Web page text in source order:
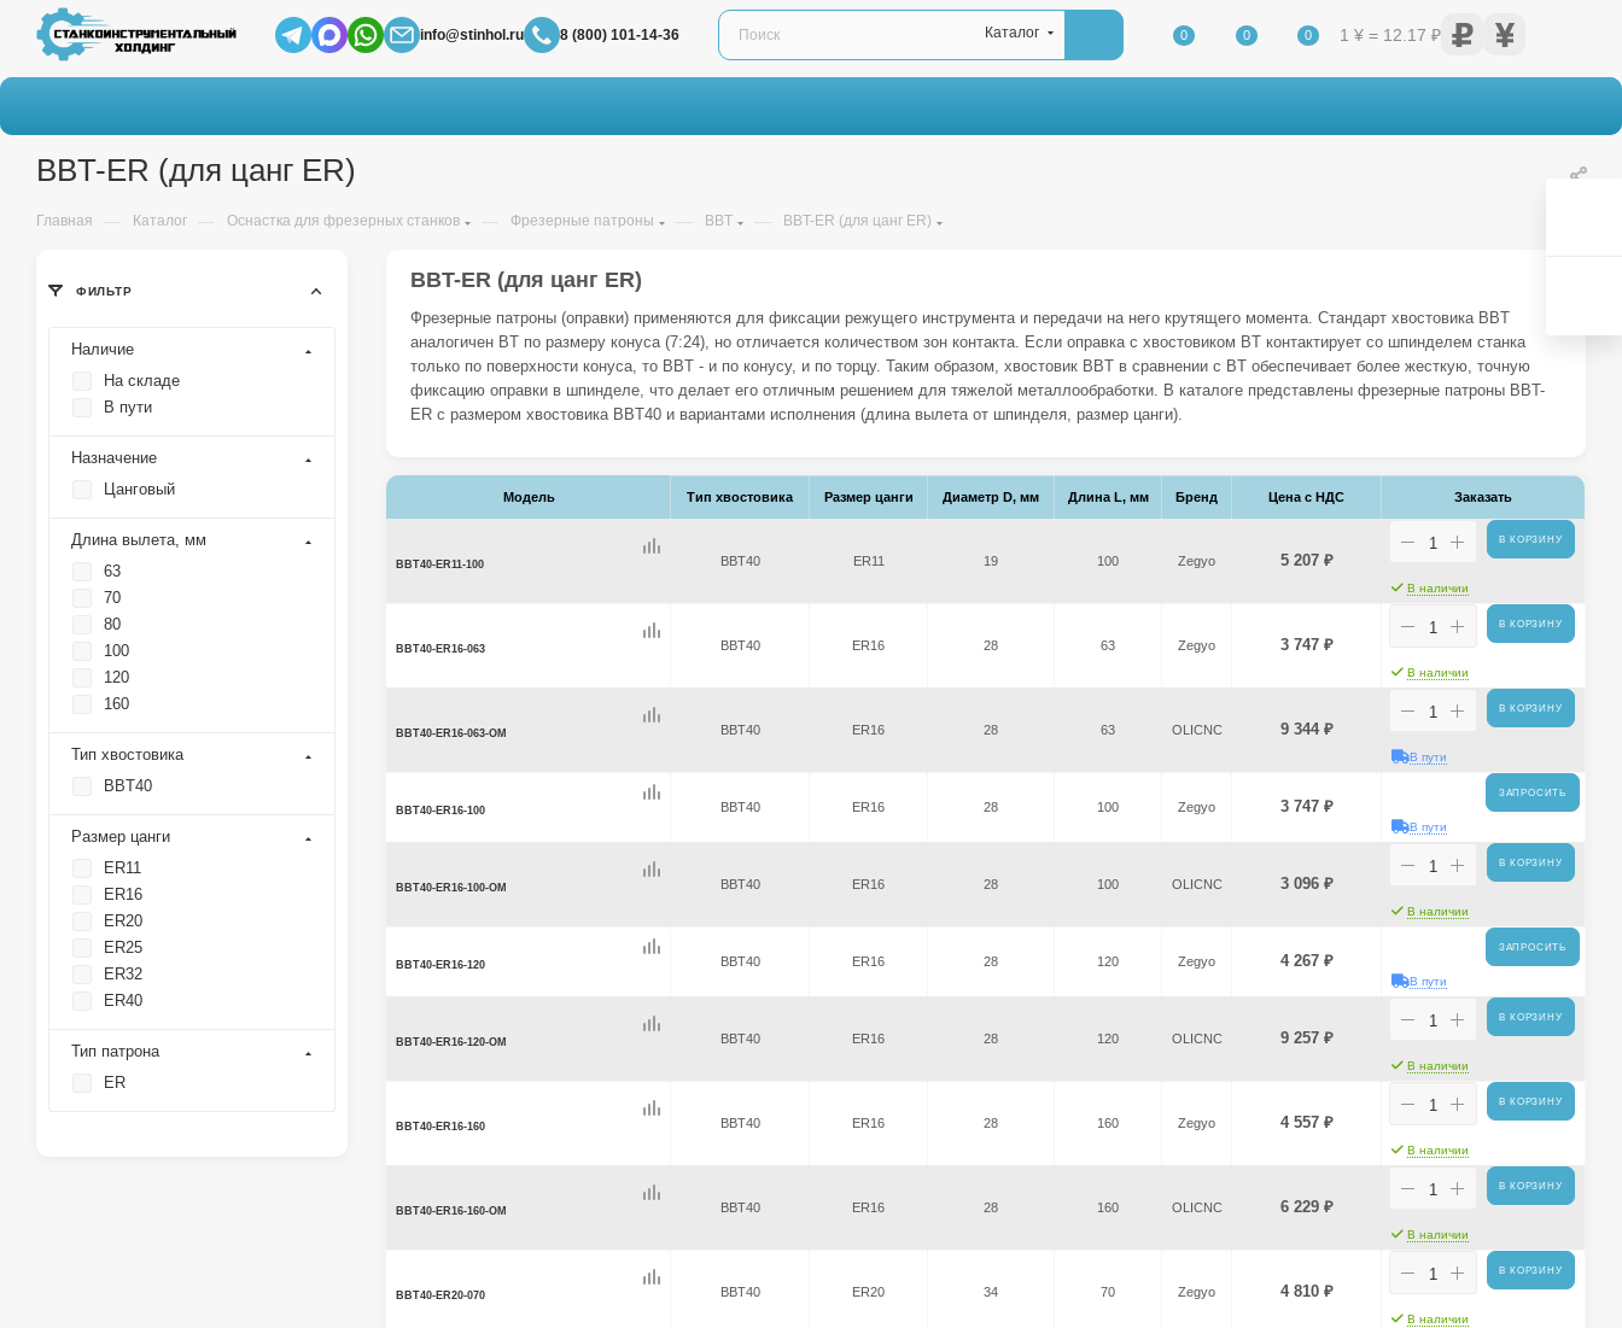
info@stinhol.ru 8 (800) 101-14-36 Каталог 0 0 0 1 ¥ = 12.17 ₽
BBT-ER (для цанг ER)
Главная — Каталог — Оснастка для фрезерных станков — Фрезерные патроны — BBT — BBT-ER (для цанг ER)
BBT-ER (для цанг ER)
Фрезерные патроны (оправки) применяются для фиксации режущего инструмента и передачи на него крутящего момента. Стандарт хвостовика BBT
аналогичен BT по размеру конуса (7:24), но отличается количеством зон контакта. Если оправка с хвостовиком BT контактирует со шпинделем станка
только по поверхности конуса, то BBT - и по конусу, и по торцу. Таким образом, хвостовик BBT в сравнении с BT обеспечивает более жесткую, точную
фиксацию оправки в шпинделе, что делает его отличным решением для тяжелой металлообработки. В каталоге представлены фрезерные патроны BBT-
ER с размером хвостовика BBT40 и вариантами исполнения (длина вылета от шпинделя, размер цанги).
Модель Тип хвостовика Размер цанги Диаметр D, мм Длина L, мм Бренд Цена с НДС Заказать
BBT40-ER11-100 BBT40 ER11 19 100 Zegyo 5 207₽
В КОРЗИНУ
В наличии
BBT40-ER16-063 BBT40 ER16 28 63 Zegyo 3 747₽
В КОРЗИНУ
В наличии
BBT40-ER16-063-OM BBT40 ER16 28 63 OLICNC 9 344₽
В КОРЗИНУ
В пути
BBT40-ER16-100 BBT40 ER16 28 100 Zegyo 3 747₽
ЗАПРОСИТЬ
В пути
BBT40-ER16-100-OM BBT40 ER16 28 100 OLICNC 3 096₽
В КОРЗИНУ
В наличии
BBT40-ER16-120 BBT40 ER16 28 120 Zegyo 4 267₽
ЗАПРОСИТЬ
В пути
BBT40-ER16-120-OM BBT40 ER16 28 120 OLICNC 9 257₽
В КОРЗИНУ
В наличии
BBT40-ER16-160 BBT40 ER16 28 160 Zegyo 4 557₽
В КОРЗИНУ
В наличии
BBT40-ER16-160-OM BBT40 ER16 28 160 OLICNC 6 229₽
В КОРЗИНУ
В наличии
BBT40-ER20-070 BBT40 ER20 34 70 Zegyo 4 810₽
В КОРЗИНУ
В наличии
ФИЛЬТР
Наличие
На складе
В пути
Назначение
Цанговый
Длина вылета, мм
63
70
80
100
120
160
Тип хвостовика
BBT40
Размер цанги
ER11
ER16
ER20
ER25
ER32
ER40
Тип патрона
ER